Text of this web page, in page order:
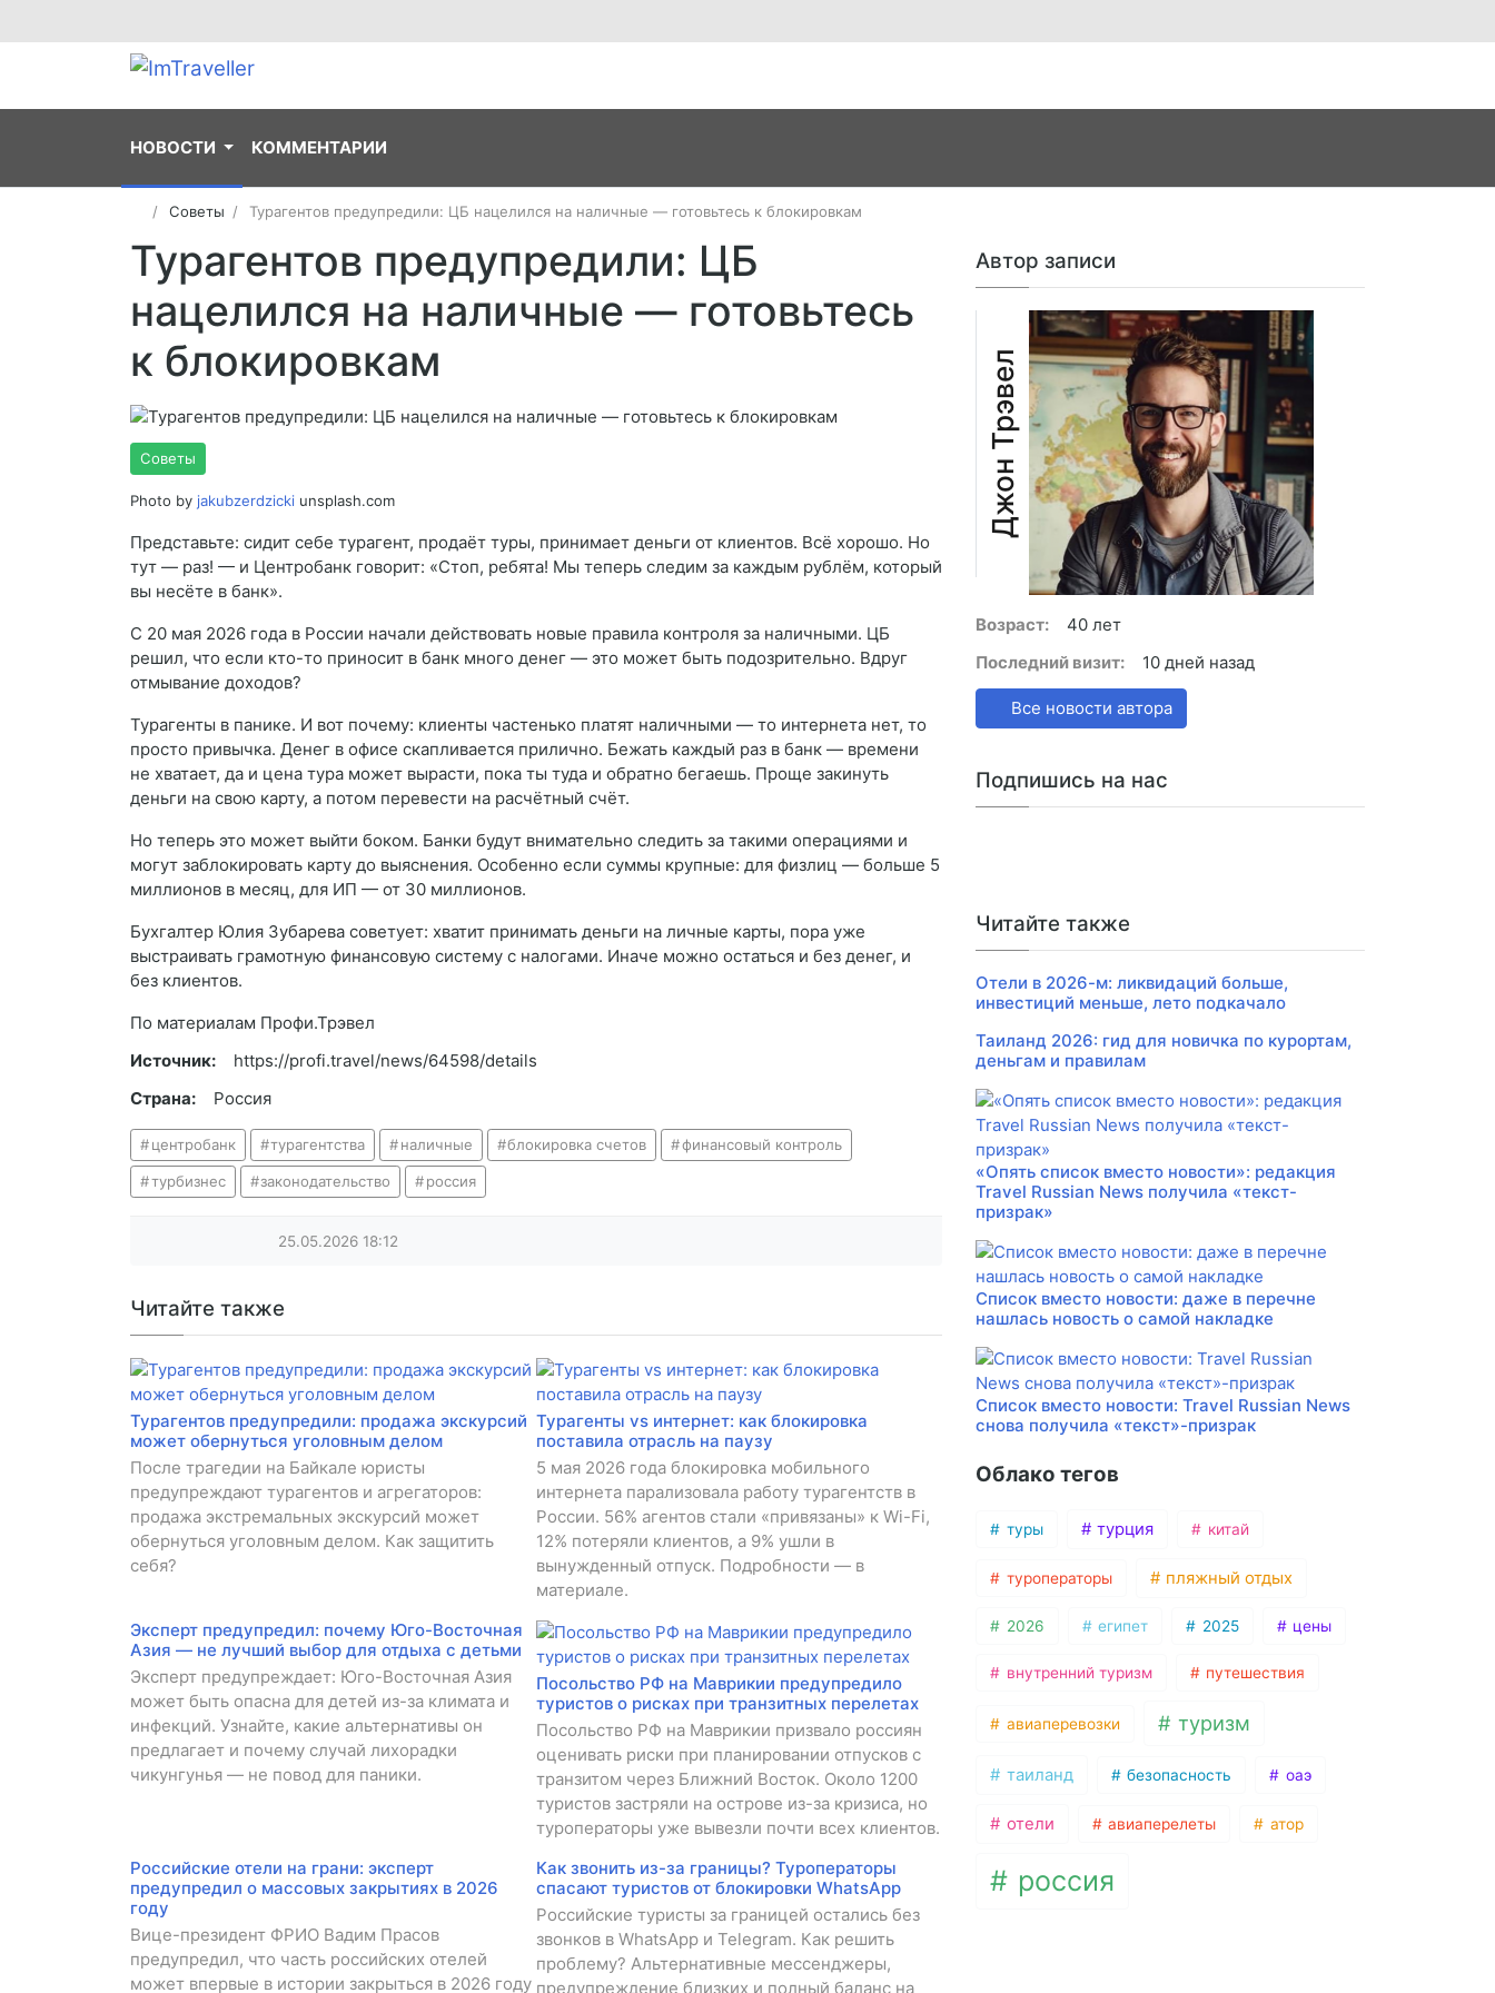
НОВОСТИ КОММЕНТАРИИ
Советы Турагентов предупредили: ЦБ нацелился на наличные — готовьтесь к блокировкам
Турагентов предупредили: ЦБ
нацелился на наличные — готовьтесь
к блокировкам
Советы
Photo by jakubzerdzicki unsplash.com
Представьте: сидит себе турагент, продаёт туры, принимает деньги от клиентов. Всё хорошо. Но
тут — раз! — и Центробанк говорит: «Стоп, ребята! Мы теперь следим за каждым рублём, который
вы несёте в банк».
С 20 мая 2026 года в России начали действовать новые правила контроля за наличными. ЦБ
решил, что если кто-то приносит в банк много денег — это может быть подозрительно. Вдруг
отмывание доходов?
Турагенты в панике. И вот почему: клиенты частенько платят наличными — то интернета нет, то
просто привычка. Денег в офисе скапливается прилично. Бежать каждый раз в банк — времени
не хватает, да и цена тура может вырасти, пока ты туда и обратно бегаешь. Проще закинуть
деньги на свою карту, а потом перевести на расчётный счёт.
Но теперь это может выйти боком. Банки будут внимательно следить за такими операциями и
могут заблокировать карту до выяснения. Особенно если суммы крупные: для физлиц — больше 5
миллионов в месяц, для ИП — от 30 миллионов.
Бухгалтер Юлия Зубарева советует: хватит принимать деньги на личные карты, пора уже
выстраивать грамотную финансовую систему с налогами. Иначе можно остаться и без денег, и
без клиентов.
По материалам Профи.Трэвел
Источник:
https://profi.travel/news/64598/details
Страна:
Россия
центробанк турагентства наличные блокировка счетов финансовый контроль
турбизнес законодательство россия
25.05.2026 18:12
Читайте также
Турагентов предупредили: продажа экскурсий
может обернуться уголовным делом
После трагедии на Байкале юристы
предупреждают турагентов и агрегаторов:
продажа экстремальных экскурсий может
обернуться уголовным делом. Как защитить
себя?
Турагенты vs интернет: как блокировка
поставила отрасль на паузу
5 мая 2026 года блокировка мобильного
интернета парализовала работу турагентств в
России. 56% агентов стали «привязаны» к Wi-Fi,
12% потеряли клиентов, а 9% ушли в
вынужденный отпуск. Подробности — в
материале.
Эксперт предупредил: почему Юго-Восточная
Азия — не лучший выбор для отдыха с детьми
Эксперт предупреждает: Юго-Восточная Азия
может быть опасна для детей из-за климата и
инфекций. Узнайте, какие альтернативы он
предлагает и почему случай лихорадки
чикунгунья — не повод для паники.
Посольство РФ на Маврикии предупредило
туристов о рисках при транзитных перелетах
Посольство РФ на Маврикии призвало россиян
оценивать риски при планировании отпусков с
транзитом через Ближний Восток. Около 1200
туристов застряли на острове из-за кризиса, но
туроператоры уже вывезли почти всех клиентов.
Российские отели на грани: эксперт
предупредил о массовых закрытиях в 2026
году
Вице-президент ФРИО Вадим Прасов
предупредил, что часть российских отелей
может впервые в истории закрыться в 2026 году
Как звонить из-за границы? Туроператоры
спасают туристов от блокировки WhatsApp
Российские туристы за границей остались без
звонков в WhatsApp и Telegram. Как решить
проблему? Альтернативные мессенджеры,
предупреждение близких и полный баланс на
Автор записи
Джон Трэвел
Возраст:
40 лет
Последний визит:
10 дней назад
Все новости автора
Подпишись на нас
Читайте также
Отели в 2026-м: ликвидаций больше,
инвестиций меньше, лето подкачало
Таиланд 2026: гид для новичка по курортам,
деньгам и правилам
«Опять список вместо новости»: редакция
Travel Russian News получила «текст-
призрак»
Список вместо новости: даже в перечне
нашлась новость о самой накладке
Список вместо новости: Travel Russian News
снова получила «текст»-призрак
Облако тегов
туры турция китай
туроператоры пляжный отдых
2026 египет 2025 цены
внутренний туризм путешествия
авиаперевозки туризм
таиланд безопасность оаэ
отели авиаперелеты атор
россия